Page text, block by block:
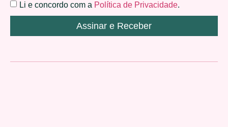
Li e concordo com a Política de Privacidade.
Assinar e Receber